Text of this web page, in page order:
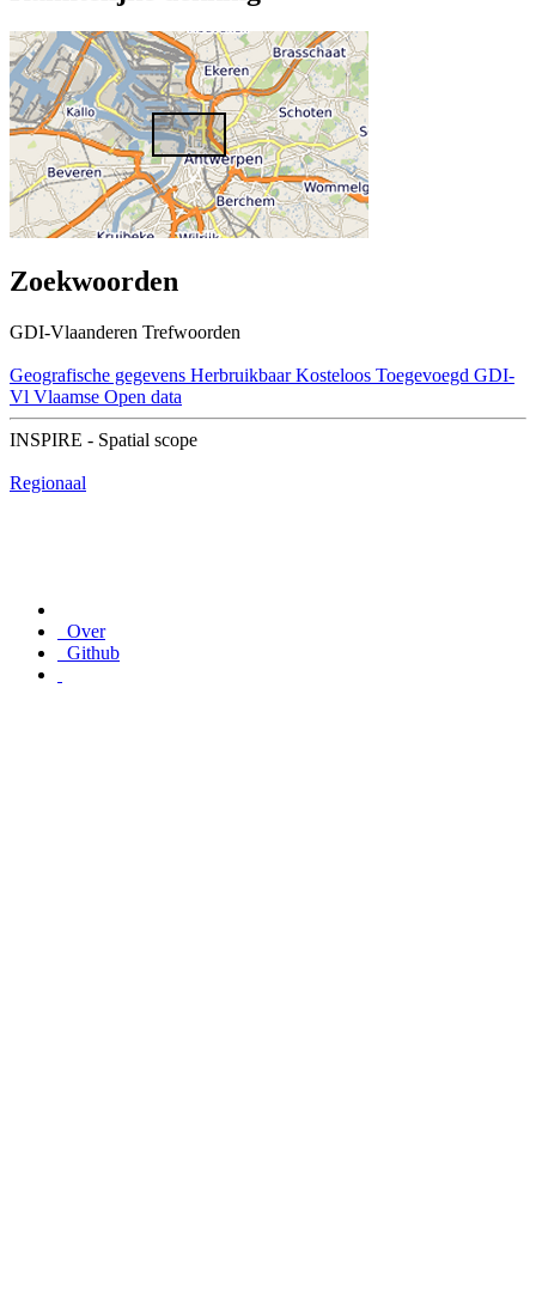
Zoekwoorden
GDI-Vlaanderen Trefwoorden
Geografische gegevens Herbruikbaar Kosteloos Toegevoegd GDI-
Vl Vlaamse Open data
INSPIRE - Spatial scope
Regionaal
Over
Github